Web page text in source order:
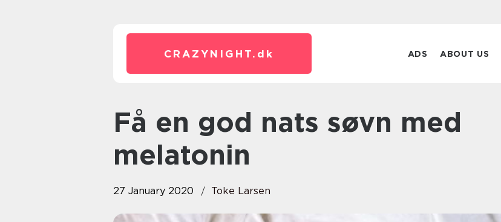
CRAZYNIGHT. dk ADS ABOUT US
Få en god nats søvn med
melatonin
27 January 2020 Toke Larsen